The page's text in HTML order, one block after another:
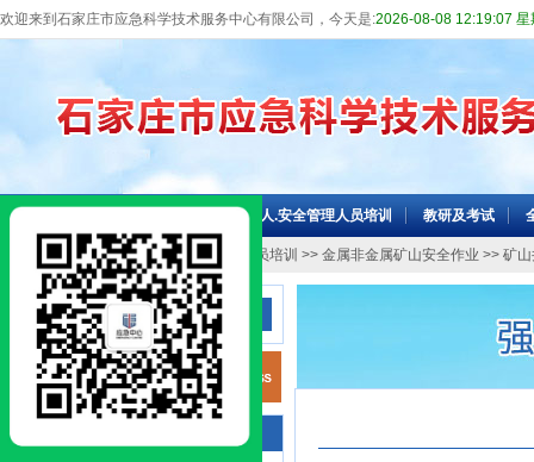
欢迎来到石家庄市应急科学技术服务中心有限公司，今天是:2026-08-08 12:19:08 星
主要负责人.安全管理人员培训 教研及考试
当前位置：网站首页 >> 特种作业人员培训 >> 金属非金属矿山安全作业 >> 矿
高危行业